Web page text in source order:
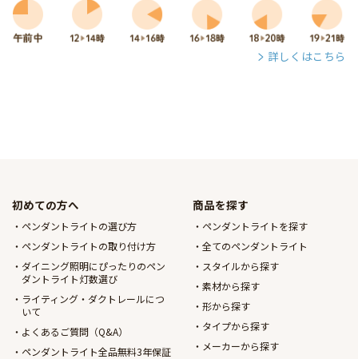
詳しくはこちら
初めての方へ
ペンダントライトの選び方
ペンダントライトの取り付け方
ダイニング照明にぴったりのペン
ダントライト灯数選び
ライティング・ダクトレールにつ
いて
よくあるご質問（Q&A）
ペンダントライト全品無料3年保証
商品を探す
ペンダントライトを探す
全てのペンダントライト
スタイルから探す
素材から探す
形から探す
タイプから探す
メーカーから探す